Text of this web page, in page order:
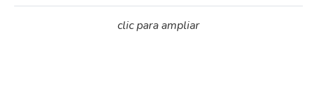
clic para ampliar